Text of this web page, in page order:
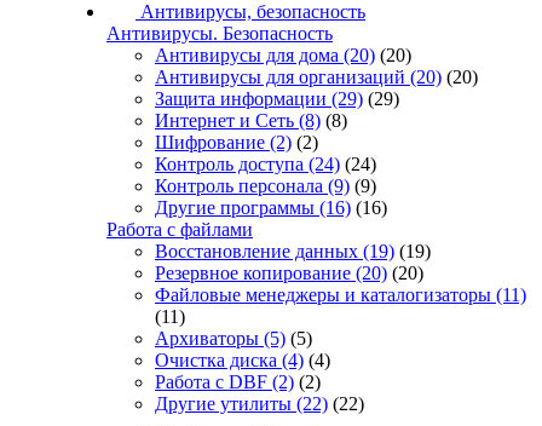
Антивирусы, безопасность
Антивирусы. Безопасность
Антивирусы для дома (20) (20)
Антивирусы для организаций (20) (20)
Защита информации (29) (29)
Интернет и Сеть (8) (8)
Шифрование (2) (2)
Контроль доступа (24) (24)
Контроль персонала (9) (9)
Другие программы (16) (16)
Работа с файлами
Восстановление данных (19) (19)
Резервное копирование (20) (20)
Файловые менеджеры и каталогизаторы (11)
(11)
Архиваторы (5) (5)
Очистка диска (4) (4)
Работа с DBF (2) (2)
Другие утилиты (22) (22)